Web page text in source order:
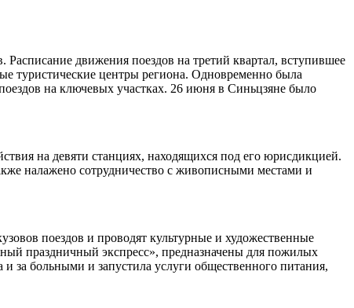
Расписание движения поездов на третий квартал, вступившее
туристические центры региона. Одновременно была
на ключевых участках. 26 июня в Синьцзяне было
на девяти станциях, находящихся под его юрисдикцией.
налажено сотрудничество с живописными местами и
поездов и проводят культурные и художественные
праздничный экспресс», предназначены для пожилых
за больными и запустила услуги общественного питания,